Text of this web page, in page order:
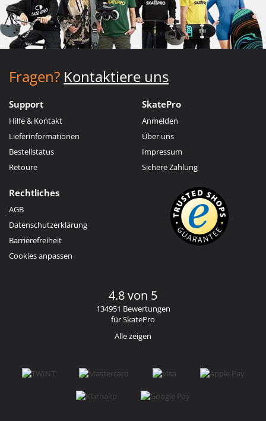
Fragen? Kontaktiere uns
Support
Hilfe & Kontakt
Lieferinformationen
Bestellstatus
Retoure
SkatePro
Anmelden
Über uns
Impressum
Sichere Zahlung
Rechtliches
AGB
Datenschutzerklärung
Barrierefreiheit
Cookies anpassen
4.8 von 5
134951 Bewertungen
für SkatePro
Alle zeigen